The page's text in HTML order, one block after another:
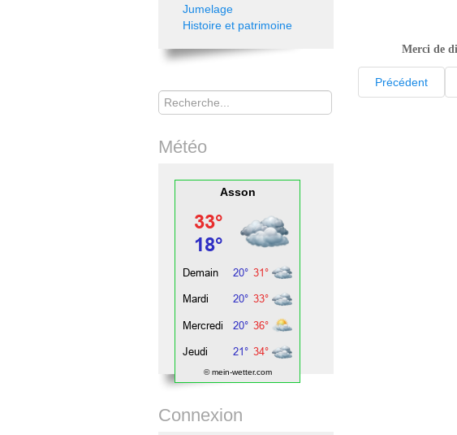
Merci de
Précédent
Jumelage
Histoire et patrimoine
Rechercher
Météo
Asson
© mein-wetter.com
Connexion